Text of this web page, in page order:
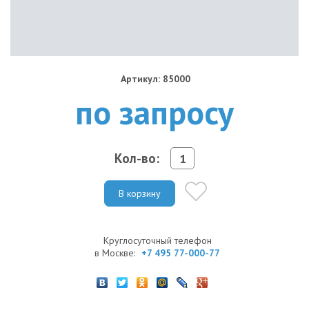
Артикул: 85000
по запросу
Кол-во:
В корзину
Круглосуточный телефон
в Москве: +7 495 77-000-77